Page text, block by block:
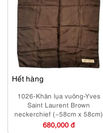
Hết hàng
1026-Khăn lụa vuông-Yves
Saint Laurent Brown
neckerchief (~58cm x 58cm)
680,000 đ